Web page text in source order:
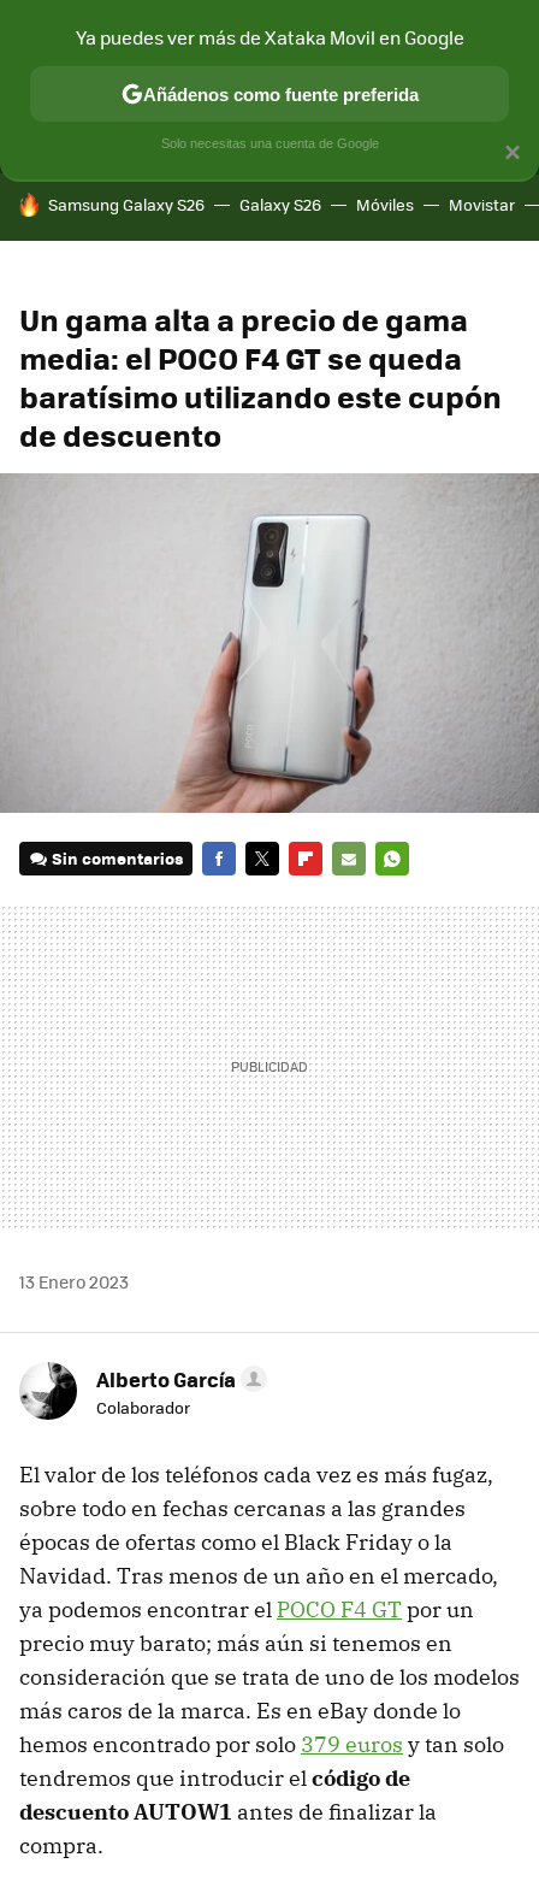
MÓVIL Y SOCIEDAD APLICACIONES
HOY SE HABLA DE
Samsung Galaxy S26 Galaxy S26 Móviles Movistar
Un gama alta a precio de gama
media: el POCO F4 GT se queda
baratísimo utilizando este cupón
de descuento
Sin comentarios
MAIL
13 Enero 2023
Alberto García
Colaborador
El valor de los teléfonos cada vez es más fugaz,
sobre todo en fechas cercanas a las grandes
épocas de ofertas como el Black Friday o la
Navidad. Tras menos de un año en el mercado,
ya podemos encontrar el POCO F4 GT por un
precio muy barato; más aún si tenemos en
consideración que se trata de uno de los modelos
más caros de la marca. Es en eBay donde lo
hemos encontrado por solo 379 euros y tan solo
tendremos que introducir elcódigo de
descuento AUTOW1 antes de finalizar la
compra.
×
Ya puedes ver más de Xataka Movil en Google
Añádenos como fuente preferida
Solo necesitas una cuenta de Google